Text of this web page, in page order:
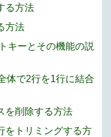
る方法
方法
キーとその機能の説
体で2行を1行に結合
を削除する方法
をトリミングする方